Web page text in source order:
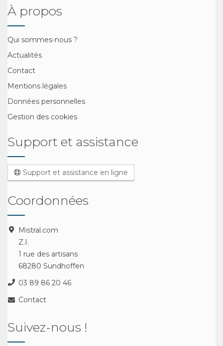
À propos
Qui sommes-nous ?
Actualités
Contact
Mentions légales
Données personnelles
Gestion des cookies
Support et assistance
Support et assistance en ligne
Coordonnées
Mistral.com
Z.I.
1 rue des artisans
68280 Sundhoffen
03 89 86 20 46
Contact
Suivez-nous !